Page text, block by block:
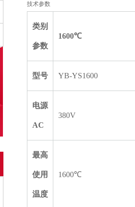
技术参数
类别
参数
1600℃
型号 YB-YS1600
电源
AC
380V
最高
使用
温度
1600℃